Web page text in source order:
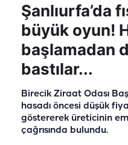
Şanlıurfa’da
büyük oyun!
başlamadan
bastılar...
Birecik Ziraat Odası
hasadı öncesi düşük
göstererek üreticinin
çağrısında bulundu.